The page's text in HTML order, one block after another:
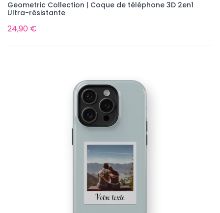
Geometric Collection | Coque de téléphone 3D 2en1
Ultra-résistante
24,90 €